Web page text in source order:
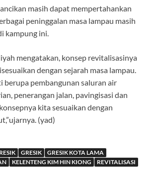
masih dapat mempertahankan
peninggalan masa lampau masih
kampung ini.
mengatakan, konsep revitalisasinya
dengan sejarah masa lampau.
berupa pembangunan saluran air
penerangan jalan, pavingisasi dan
kita sesuaikan dengan
(yad)
GRESIK
GRESIK KOTA LAMA
KELENTENG KIM HIN KIONG REVITALISASI